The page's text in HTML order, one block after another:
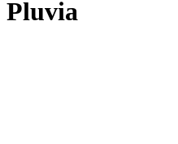
Pluvia